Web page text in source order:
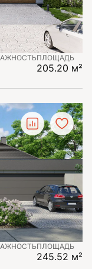
ПЛОЩАДЬ
205.20 м²
ПЛОЩАДЬ
245.52 м²